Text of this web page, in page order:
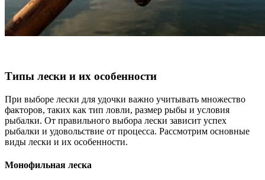
Типы лески и их особенности
При выборе лески для удочки важно учитывать множество
факторов, таких как тип ловли, размер рыбы и условия
рыбалки. От правильного выбора лески зависит успех
рыбалки и удовольствие от процесса. Рассмотрим основные
виды лески и их особенности.
Монофильная леска